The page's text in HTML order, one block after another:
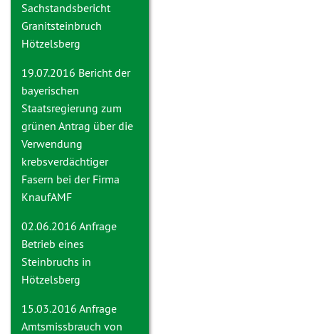
Sachstandsbericht
Granitsteinbruch
Hötzelsberg
19.07.2016 Bericht der
bayerischen
Staatsregierung zum
grünen Antrag über die
Verwendung
krebsverdächtiger
Fasern bei der Firma
KnaufAMF
02.06.2016 Anfrage
Betrieb eines
Steinbruchs in
Hötzelsberg
15.03.2016 Anfrage
Amtsmissbrauch von